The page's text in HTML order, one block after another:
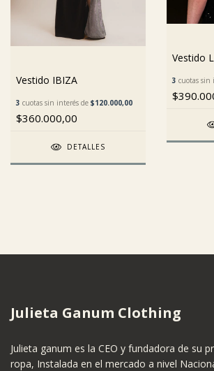
Vestido IBIZA
3 cuotas sin interés de $120.000,00
$360.000,00
DETALLES
Vestido
3 cuotas sin
Julieta Ganum Clothing
Julieta ganum es la CEO y fundadora de su
ropa, Instalada en el mercado a nivel